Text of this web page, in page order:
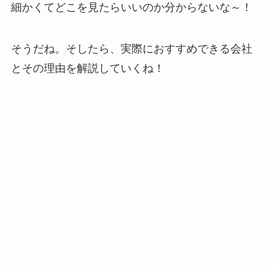
細かくてどこを見たらいいのか分からないな～！
そうだね。そしたら、実際におすすめできる会社
とその理由を解説していくね！